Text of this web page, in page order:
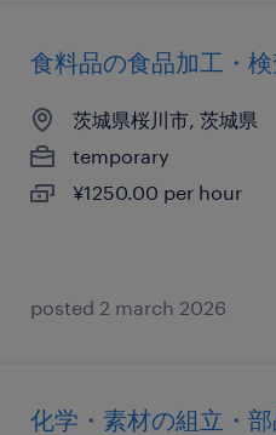
食料品の食品加工・
茨城県桜川市, 茨城県
temporary
¥1250.00 per hour
posted 2 march 2026
化学・素材の組立・